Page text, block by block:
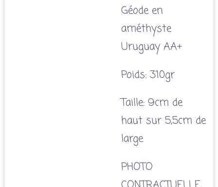
Géode en
améthyste
Uruguay AA+
Poids: 310gr
Taille: 9cm de
haut sur 5,5cm de
large
PHOTO